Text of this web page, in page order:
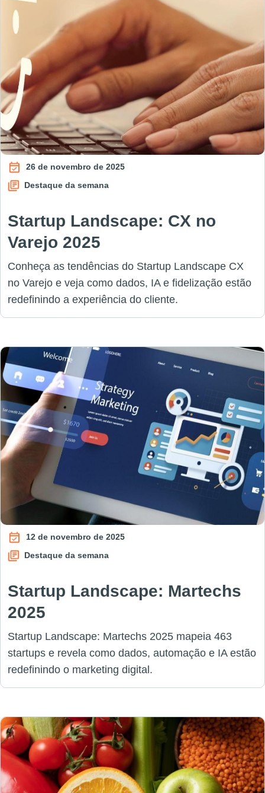
26 de novembro de 2025
Destaque da semana
Startup Landscape: CX no
Varejo 2025
Conheça as tendências do Startup Landscape CX
no Varejo e veja como dados, IA e fidelização estão
redefinindo a experiência do cliente.
12 de novembro de 2025
Destaque da semana
Startup Landscape: Martechs
2025
Startup Landscape: Martechs 2025 mapeia 463
startups e revela como dados, automação e IA estão
redefinindo o marketing digital.